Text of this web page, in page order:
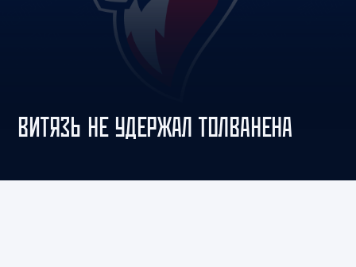
ВИТЯЗЬ НЕ УДЕРЖАЛ ТОЛВАНЕНА